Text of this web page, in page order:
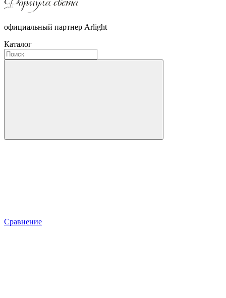
официальный партнер Arlight
Каталог
Сравнение